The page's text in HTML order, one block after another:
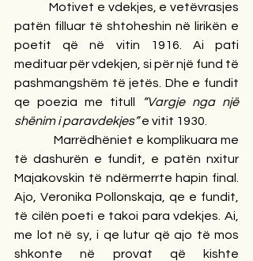
Motivet e vdekjes, e vetëvrasjes
patën filluar të shtoheshin në lirikën e
poetit që në vitin 1916. Ai pati
medituar për vdekjen, si për një fund të
pashmangshëm të jetës. Dhe e fundit
qe poezia me titull
“Vargje nga një
shënim i paravdekjes” e vitit 1930.
Marrëdhëniet e komplikuara me
të dashurën e fundit, e patën nxitur
Majakovskin të ndërmerrte hapin final.
Ajo, Veronika Pollonskaja, qe e fundit,
të cilën poeti e takoi para vdekjes. Ai,
me lot në sy, i qe lutur që ajo të mos
shkonte në provat që kishte